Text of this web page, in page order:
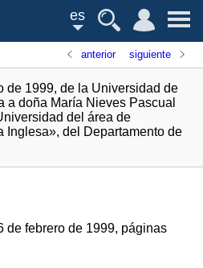
es
anterior siguiente
de 1999, de la Universidad de
a doña María Nieves Pascual
del área de
Inglesa», del Departamento de
de febrero de 1999, páginas